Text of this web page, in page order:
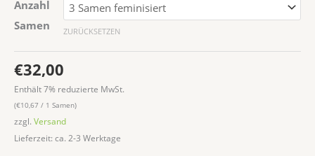
Anzahl
Samen
ZURÜCKSETZEN
€32,00
Enthält 7% reduzierte MwSt.
(€10,67 / 1 Samen)
zzgl. Versand
Lieferzeit: ca. 2-3 Werktage